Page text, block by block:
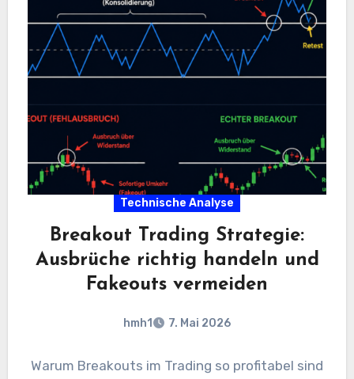
Technische Analyse
Breakout Trading Strategie:
Ausbrüche richtig handeln und
Fakeouts vermeiden
hmh1 7. Mai 2026
Warum Breakouts im Trading so profitabel sind